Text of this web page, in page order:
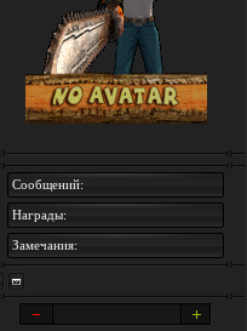
Сообщений:
Награды:
Замечания: